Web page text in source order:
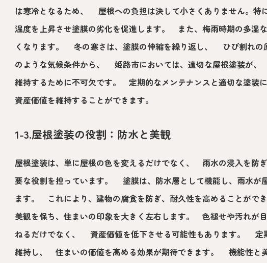
は寒冷となるため、 屋根への負担は決して小さくありません。特
温度を上昇させ塗膜の劣化を促進します。 また、梅雨時期の多
くなります。 冬の寒さは、塗膜の伸縮を繰り返し、 ひび割れの
のような気候条件から、 姫路市においては、適切な屋根塗装が
維持するために不可欠です。 定期的なメンテナンスと適切な塗装
資産価値を維持することができます。
1-3.屋根塗装の役割：防水と美観
屋根塗装は、単に屋根の色を変えるだけでなく、 雨水の浸入を防
要な役割を担っています。 塗膜は、防水層として機能し、雨水が
ます。 これにより、建物の腐食を防ぎ、耐久性を高めることがで
美観を保ち、住まいの印象を大きく左右します。 色褪せや汚れ
ねるだけでなく、 資産価値を低下させる可能性もあります。 定
維持し、 住まいの価値を高める効果が期待できます。 機能性と